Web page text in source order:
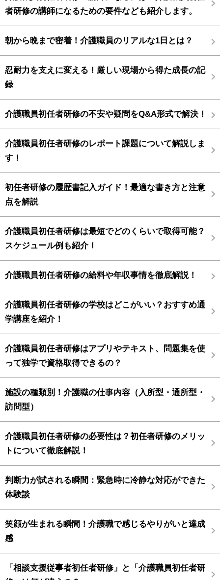
者研修の講師になるための要件なども紹介します。
朝から晩まで密着！介護職員のリアルな1日とは？
忍耐力を支えに変える！厳しい現場から得た成長の記
録
介護職員初任者研修の不安や疑問をQ&A形式で解決！
介護職員初任者研修のレポート課題について解説しま
す！
初任者研修の履歴書記入ガイド！最適な書き方と注意
点を解説
介護職員初任者研修は最短でどのくらいで取得可能？
スケジュール例も紹介！
介護職員初任者研修の給料や年収事情を徹底解説！
介護職員初任者研修の学校はどこがいい？おすすめ通
学講座を紹介！
介護職員初任者研修はアプリやテキスト、問題集を使
って独学で資格取得できるの？
施設の種類別！介護職の仕事内容（入所型・通所型・
訪問型）
介護職員初任者研修の必要性は？初任者研修のメリッ
トについて徹底解説！
判断力が試される瞬間：緊急時に冷静な対応ができた
体験談
笑顔が生まれる瞬間！介護職で感じるやりがいと達成
感
「相談支援従事者初任者研修」と「介護職員初任者研